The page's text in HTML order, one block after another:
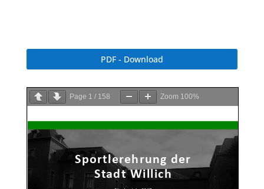
PDF - Download
Page 1 / 158 Zoom 100%